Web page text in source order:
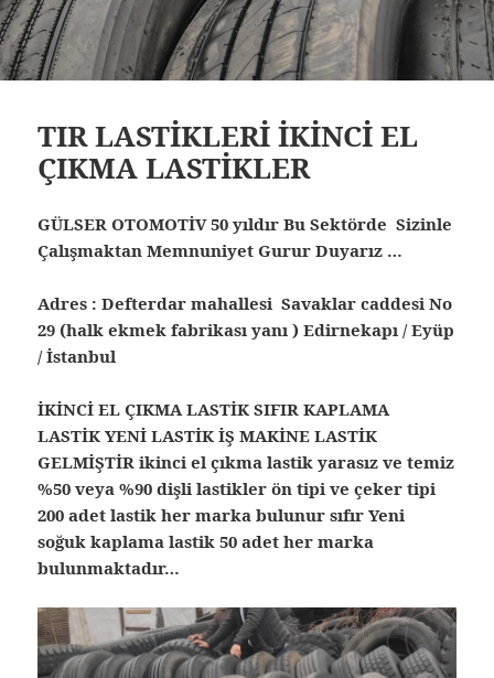
TIR LASTİKLERİ İKİNCİ EL
ÇIKMA LASTİKLER
GÜLSER OTOMOTİV 50 yıldır Bu Sektörde Sizinle
Çalışmaktan Memnuniyet Gurur Duyarız …
Adres : Defterdar mahallesi Savaklar caddesi No
29 (halk ekmek fabrikası yanı ) Edirnekapı / Eyüp
/ İstanbul
İKİNCİ EL ÇIKMA LASTİK SIFIR KAPLAMA
LASTİK YENİ LASTİK İŞ MAKİNE LASTİK
GELMİŞTİR ikinci el çıkma lastik yarasız ve temiz
%50 veya %90 dişli lastikler ön tipi ve çeker tipi
200 adet lastik her marka bulunur sıfır Yeni
soğuk kaplama lastik 50 adet her marka
bulunmaktadır…